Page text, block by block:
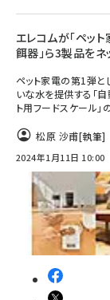
エレコムが「ペッ
餌器」ら3製品をネ
ペット家電の第1弾と
いな水を提供する「自
ト用フードスケール
松原 沙甫[執筆]
2024年1月11日 10:00